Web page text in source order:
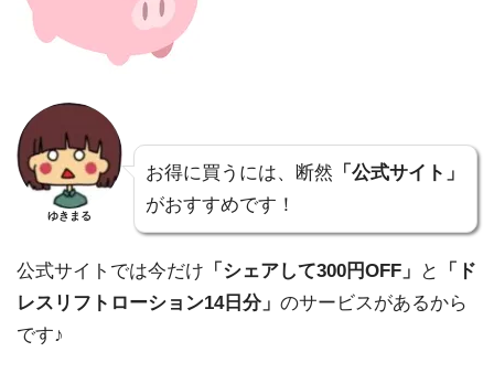
ゆきまる
お得に買うには、断然 「公式サイト」
がおすすめです！
公式サイトでは今だけ 「シェアして300円OFF」 と
「ド
レスリフトローション14日分」 のサービスがあるから
です♪